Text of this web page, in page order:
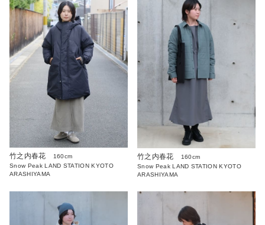
竹之内春花
160cm
Snow Peak LAND STATION KYOTO
ARASHIYAMA
竹之内春花
160cm
Snow Peak LAND STATION KYOTO
ARASHIYAMA